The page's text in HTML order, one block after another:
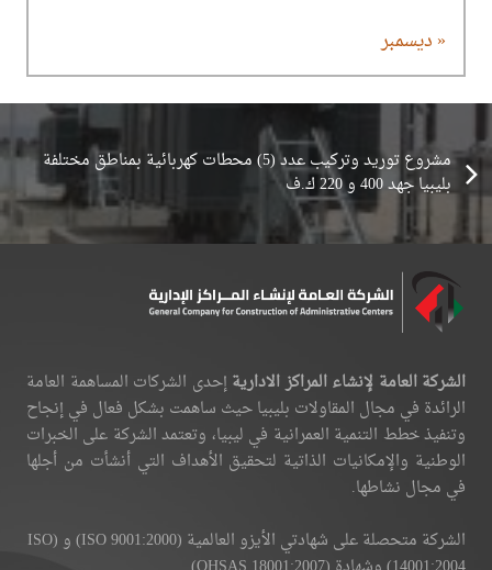
« ديسمبر
مشروع توريد وتركيب عدد (5) محطات كهربائية بمناطق مختلفة
بليبيا جهد 400 و 220 ك.ف
الشركة العامة لإنشاء المراكز الاداريةإحدى الشركات المساهمة العامة
الرائدة في مجال المقاولات بليبيا حيث ساهمت بشكل فعال في إنجاح
وتنفيذ خطط التنمية العمرانية في ليبيا، وتعتمد الشركة على الخبرات
الوطنية والإمكانيات الذاتية لتحقيق الأهداف التي أنشأت من أجلها
في مجال نشاطها.
الشركة متحصلة على شهادتي الأيزو العالمية (ISO 9001:2000) و (ISO